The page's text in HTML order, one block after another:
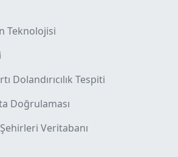
Teknolojisi
Dolandırıcılık Tespiti
Doğrulaması
Veritabanı